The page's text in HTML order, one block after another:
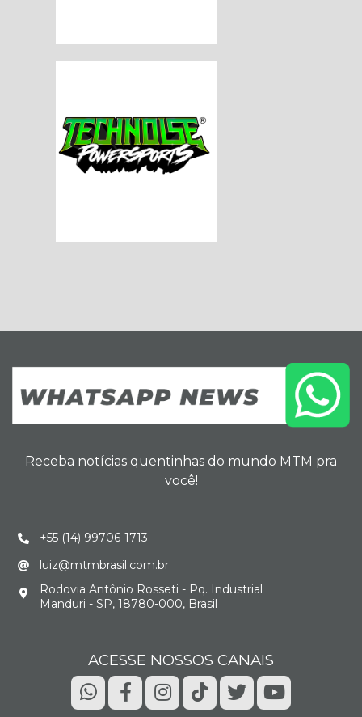
Receba notícias quentinhas do mundo MTM pra
você!
+55 (14) 99706-1713
luiz@mtmbrasil.com.br
Rodovia Antônio Rosseti - Pq. Industrial
Manduri - SP, 18780-000, Brasil
ACESSE NOSSOS CANAIS